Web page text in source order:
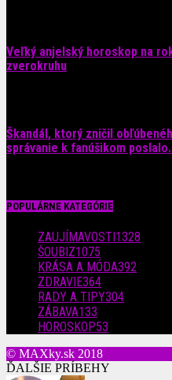
Veľký anjelský horoskop na
zverokruhu
Škandál, ktorý zničil
správanie k fanúšikom
POPULÁRNE KATEGÓRIE
ZAUJÍMAVOSTI1328
ŠOUBIZ1075
KRÁSA A MÓDA392
ZDRAVIE364
RADY A TIPY304
ZÁBAVA133
HOROSKOP53
© MAXky.sk 2018
ĎALŠIE PRÍBEHY